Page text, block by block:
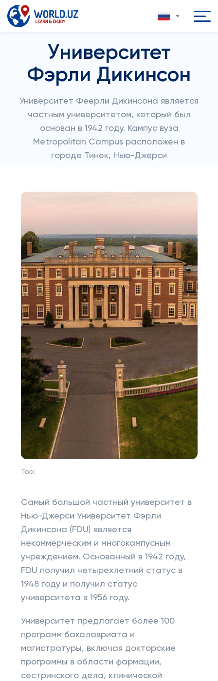
Университет
Фэрли Дикинсон
Университет Феерли Дикинсона является
частным университетом, который был
основан в 1942 году. Кампус вуза
Metropolitan Campus расположен в
городе Тинек, Нью-Джерси
Top:
Самый большой частный университет в
Нью-Джерси Университет Фэрли
Дикинсона (FDU) является
некоммерческим и многокампусным
учреждением. Основанный в 1942 году,
FDU получил четырехлетний статус в
1948 году и получил статус
университета в 1956 году.
Университет предлагает более 100
программ бакалавриата и
магистратуры, включая докторские
программы в области фармации,
сестринского дела, клинической